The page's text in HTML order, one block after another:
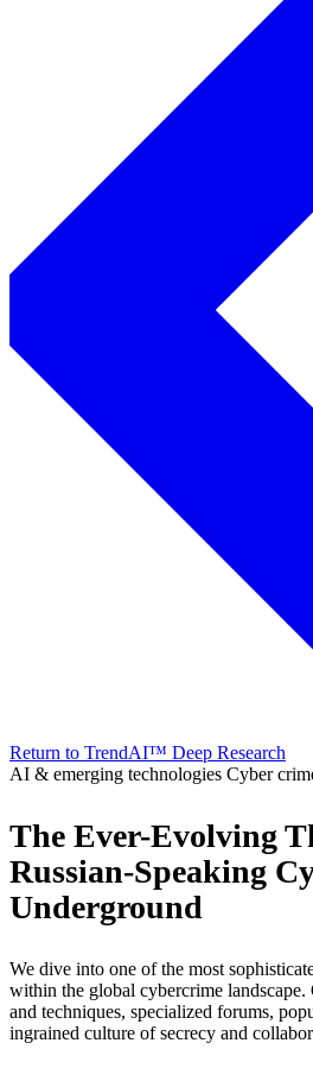
Return to TrendAI™ Deep Research
AI & emerging technologies Cyber
The Ever-Evolving
Russian-Speaking
Underground
We dive into one of the most
within the global cybercrime landscape.
and techniques, specialized forums,
ingrained culture of secrecy and